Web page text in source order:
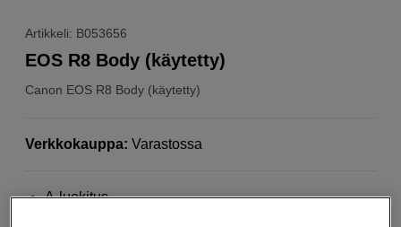
Artikkeli: B053656
Canon EOS R8 Body (käytetty)
EOS R8 Body (käytetty)
Verkkokauppa: Varastossa
A-luokitus